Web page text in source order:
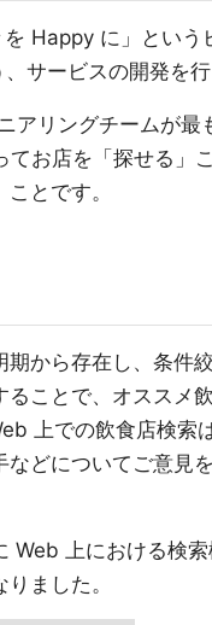
Happy に」という
サービスの開発を行
アリングチームが最
お店を「探せる」
とです。
から存在し、条件
ことで、オススメ
上での飲食店検索
どについてご意見
Web 上における検
ました。